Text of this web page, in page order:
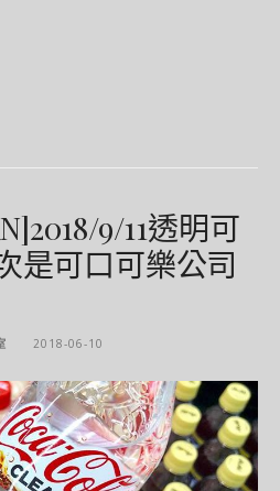
9/11透明可
是可口可樂公司
2018-06-10